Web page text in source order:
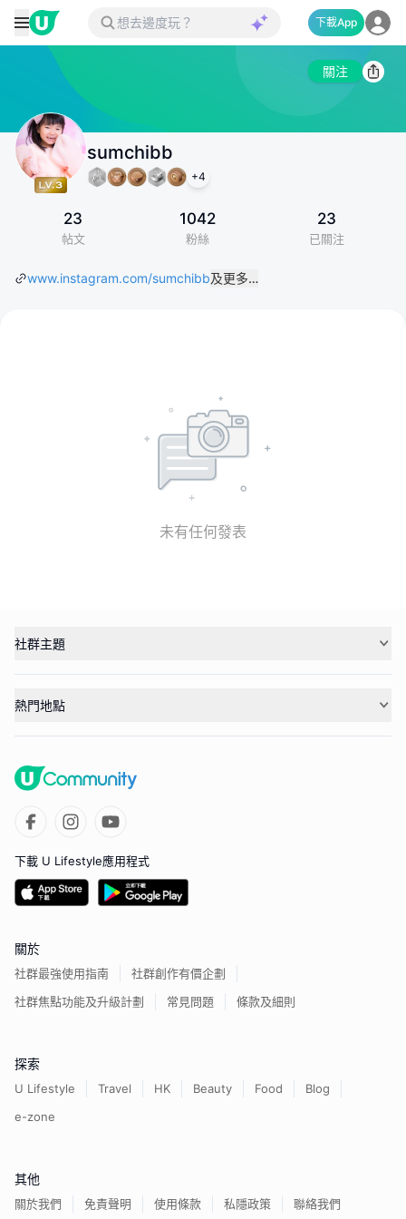
下載App
關注
sumchibb
+4
23
帖文
1042
粉絲
23
已關注
www.instagram.com/sumchibb及更多…
未有任何發表
社群主題
熱門地點
下載 U Lifestyle應用程式
關於
社群最強使用指南
社群創作有價企劃
社群焦點功能及升級計劃
常見問題 條款及細則
探索
U Lifestyle Travel HK Beauty Food
Blog
e-zone
其他
關於我們 免責聲明 使用條款 私隱政策 聯絡我們